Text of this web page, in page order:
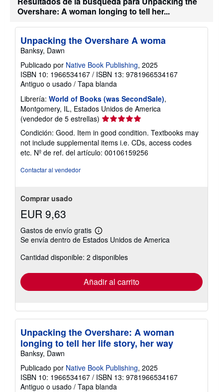
Overshare: A woman longing to tell her...
Unpacking the Overshare A woma
Banksy, Dawn
Publicado por Native Book Publishing, 2025
ISBN 10: 1966534167 / ISBN 13: 9781966534167
Antiguo o usado / Tapa blanda
Librería: World of Books (was SecondSale),
Montgomery, IL, Estados Unidos de America
(vendedor de 5 estrellas) Calificación
vendedor:
5
de
Condición: Good. Item in good condition. Textbooks may
not include supplemental items i.e. CDs, access codes
etc. Nº de ref. del artículo: 00106159256
Contactar al vendedor
Comprar usado
EUR 9,63
Gastos de envío gratis
Más
información
las
tarifas
envío
Se envía dentro de Estados Unidos de America
Cantidad disponible: 2 disponibles
Añadir al carrito
Unpacking the Overshare: A woman
longing to tell her life story, her way
Banksy, Dawn
Publicado por Native Book Publishing, 2025
ISBN 10: 1966534167 / ISBN 13: 9781966534167
Antiguo o usado / Tapa blanda